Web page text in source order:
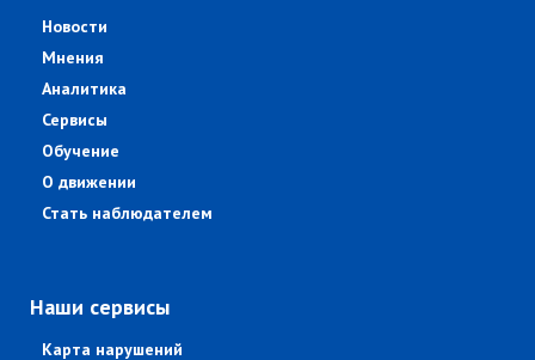
Новости
Мнения
Аналитика
Сервисы
Обучение
О движении
Стать наблюдателем
Наши сервисы
Карта нарушений